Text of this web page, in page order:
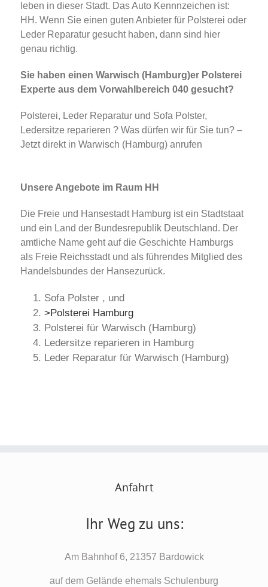
leben in dieser Stadt. Das Auto Kennnzeichen ist:
HH. Wenn Sie einen guten Anbieter für Polsterei oder
Leder Reparatur gesucht haben, dann sind hier
genau richtig.
Sie haben einen Warwisch (Hamburg)er Polsterei
Experte aus dem Vorwahlbereich 040 gesucht?
Polsterei, Leder Reparatur und Sofa Polster,
Ledersitze reparieren ? Was dürfen wir für Sie tun? –
Jetzt direkt in Warwisch (Hamburg) anrufen
Unsere Angebote im Raum HH
Die Freie und Hansestadt Hamburg ist ein Stadtstaat
und ein Land der Bundesrepublik Deutschland. Der
amtliche Name geht auf die Geschichte Hamburgs
als Freie Reichsstadt und als führendes Mitglied des
Handelsbundes der Hansezurück.
Sofa Polster , und
>Polsterei Hamburg
Polsterei für Warwisch (Hamburg)
Ledersitze reparieren in Hamburg
Leder Reparatur für Warwisch (Hamburg)
Anfahrt
Ihr Weg zu uns:
Am Bahnhof 6, 21357 Bardowick
auf dem Gelände ehemals Schulenburg